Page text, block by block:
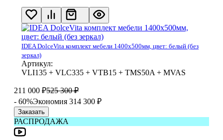
IDEA DolceVita комплект мебели 1400x500мм, цвет: белый (без
зеркал)
Артикул:
VLI135 + VLC335 + VTB15 + TMS50A + MVAS
211 000 ₽525 300 ₽
- 60%Экономия 314 300 ₽
Заказать
РАСПРОДАЖА